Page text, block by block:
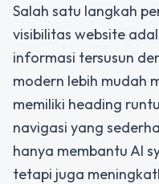
Salah satu langkah
visibilitas website
informasi tersusun
modern lebih mudah
memiliki heading
navigasi yang
hanya membantu AI
tetapi juga